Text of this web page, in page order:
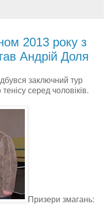
2013 року з
Андрій Доля
заключний тур
серед чоловіків.
Призери змагань: